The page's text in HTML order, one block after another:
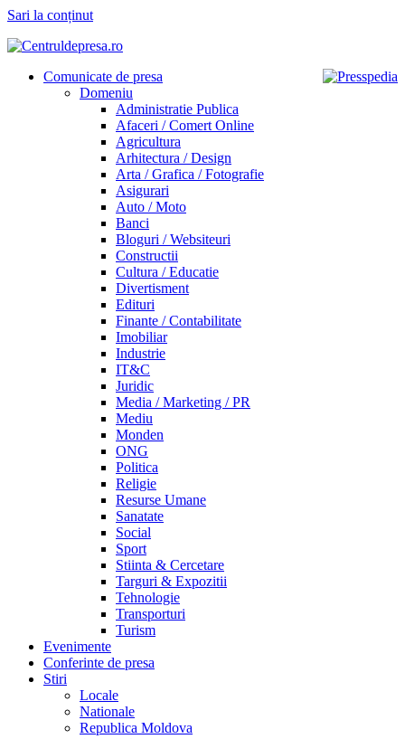
Sari la conținut
Comunicate de presa
Domeniu
Administratie Publica
Afaceri / Comert Online
Agricultura
Arhitectura / Design
Arta / Grafica / Fotografie
Asigurari
Auto / Moto
Banci
Bloguri / Websiteuri
Constructii
Cultura / Educatie
Divertisment
Edituri
Finante / Contabilitate
Imobiliar
Industrie
IT&C
Juridic
Media / Marketing / PR
Mediu
Monden
ONG
Politica
Religie
Resurse Umane
Sanatate
Social
Sport
Stiinta & Cercetare
Targuri & Expozitii
Tehnologie
Transporturi
Turism
Evenimente
Conferinte de presa
Stiri
Locale
Nationale
Republica Moldova